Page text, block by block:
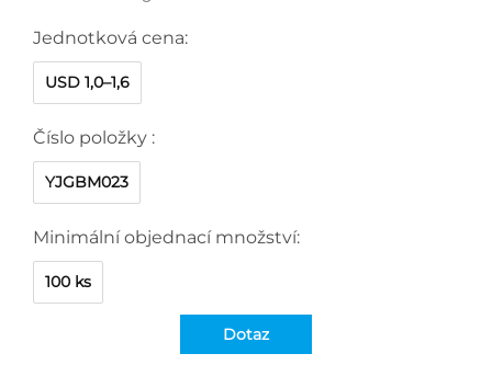
Jednotková cena:
USD 1,0–1,6
Číslo položky :
YJGBM023
Minimální objednací množství:
100 ks
Dotaz